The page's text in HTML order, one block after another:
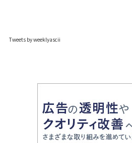
Tweets by weeklyascii